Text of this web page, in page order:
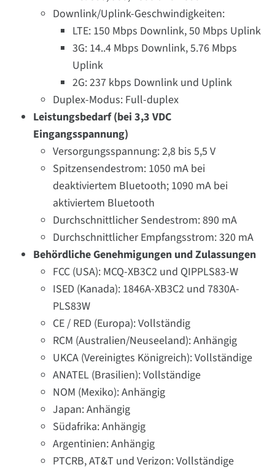
Downlink/Uplink-Geschwindigkeiten:
LTE: 150 Mbps Downlink, 50 Mbps Uplink
3G: 14..4 Mbps Downlink, 5.76 Mbps
Uplink
2G: 237 kbps Downlink und Uplink
Duplex-Modus: Full-duplex
Leistungsbedarf (bei 3,3 VDC
Eingangsspannung)
Versorgungsspannung: 2,8 bis 5,5 V
Spitzensendestrom: 1050 mA bei
deaktiviertem Bluetooth; 1090 mA bei
aktiviertem Bluetooth
Durchschnittlicher Sendestrom: 890 mA
Durchschnittlicher Empfangsstrom: 320 mA
Behördliche Genehmigungen und Zulassungen
FCC (USA): MCQ-XB3C2 und QIPPLS83-W
ISED (Kanada): 1846A-XB3C2 und 7830A-
PLS83W
CE / RED (Europa): Vollständig
RCM (Australien/Neuseeland): Anhängig
UKCA (Vereinigtes Königreich): Vollständige
ANATEL (Brasilien): Vollständige
NOM (Mexiko): Anhängig
Japan: Anhängig
Südafrika: Anhängig
Argentinien: Anhängig
PTCRB, AT&T und Verizon: Vollständige